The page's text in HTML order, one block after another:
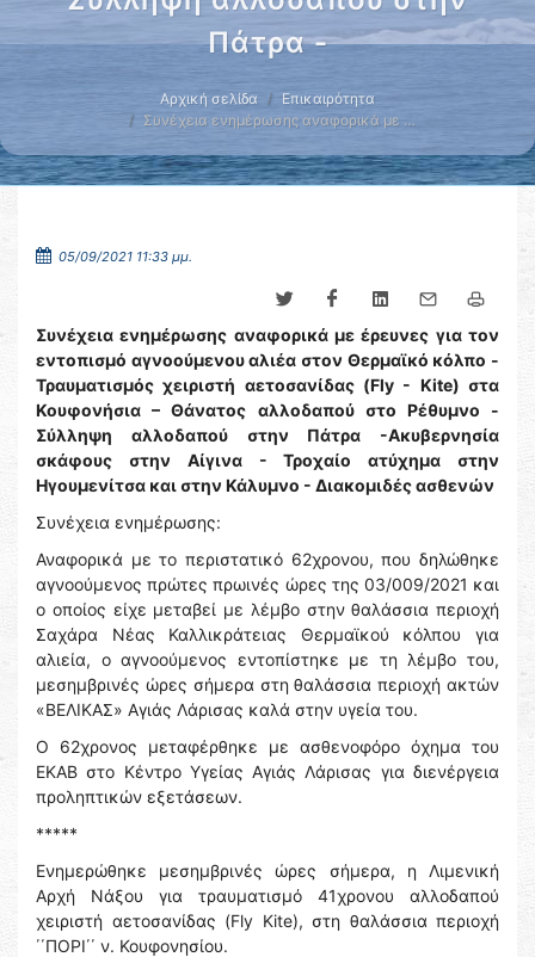
Πάτρα -
Αρχική σελίδα
Επικαιρότητα
Συνέχεια ενημέρωσης αναφορικά με …
05/09/2021 11:33 μμ.
Συνέχεια ενημέρωσης αναφορικά με έρευνες για τον
εντοπισμό αγνοούμενου αλιέα στον Θερμαϊκό κόλπο -
Τραυματισμός χειριστή αετοσανίδας (Fly - Kite) στα
Κουφονήσια – Θάνατος αλλοδαπού στο Ρέθυμνο -
Σύλληψη αλλοδαπού στην Πάτρα -Ακυβερνησία
σκάφους στην Αίγινα - Τροχαίο ατύχημα στην
Ηγουμενίτσα και στην Κάλυμνο - Διακομιδές ασθενών
Συνέχεια ενημέρωσης:
Αναφορικά με το περιστατικό 62χρονου, που δηλώθηκε
αγνοούμενος πρώτες πρωινές ώρες της 03/009/2021 και
ο οποίος είχε μεταβεί με λέμβο στην θαλάσσια περιοχή
Σαχάρα Νέας Καλλικράτειας Θερμαϊκού κόλπου για
αλιεία, ο αγνοούμενος εντοπίστηκε με τη λέμβο του,
μεσημβρινές ώρες σήμερα στη θαλάσσια περιοχή ακτών
«ΒΕΛΙΚΑΣ» Αγιάς Λάρισας καλά στην υγεία του.
Ο 62χρονος μεταφέρθηκε με ασθενοφόρο όχημα του
ΕΚΑΒ στο Κέντρο Υγείας Αγιάς Λάρισας για διενέργεια
προληπτικών εξετάσεων.
*****
Ενημερώθηκε μεσημβρινές ώρες σήμερα, η Λιμενική
Αρχή Νάξου για τραυματισμό 41χρονου αλλοδαπού
χειριστή αετοσανίδας (Fly Kite), στη θαλάσσια περιοχή
΄΄ΠΟΡΙ΄΄ ν. Κουφονησίου.